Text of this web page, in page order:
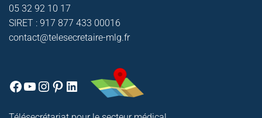
05 32 92 10 17
SIRET : 917 877 433 00016
contact@telesecretaire-mlg.fr